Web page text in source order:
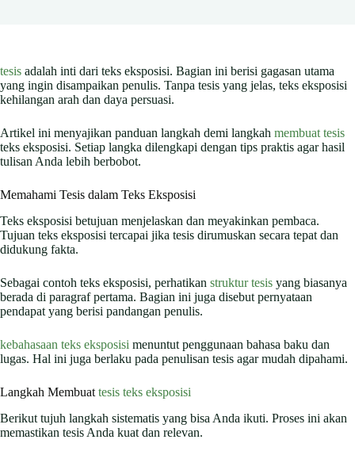
tesis adalah inti dari teks eksposisi. Bagian ini berisi gagasan utama
yang ingin disampaikan penulis. Tanpa tesis yang jelas, teks eksposisi
kehilangan arah dan daya persuasi.
Artikel ini menyajikan panduan langkah demi langkah membuat tesis
teks eksposisi. Setiap langka dilengkapi dengan tips praktis agar hasil
tulisan Anda lebih berbobot.
Memahami Tesis dalam Teks Eksposisi
Teks eksposisi betujuan menjelaskan dan meyakinkan pembaca.
Tujuan teks eksposisi tercapai jika tesis dirumuskan secara tepat dan
didukung fakta.
Sebagai contoh teks eksposisi, perhatikan struktur tesis yang biasanya
berada di paragraf pertama. Bagian ini juga disebut pernyataan
pendapat yang berisi pandangan penulis.
kebahasaan teks eksposisi menuntut penggunaan bahasa baku dan
lugas. Hal ini juga berlaku pada penulisan tesis agar mudah dipahami.
Langkah Membuat tesis teks eksposisi
Berikut tujuh langkah sistematis yang bisa Anda ikuti. Proses ini akan
memastikan tesis Anda kuat dan relevan.